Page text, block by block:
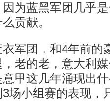
为蓝黑军团几乎
贡献。
团，和4年前的
老的老，意大利
甲这几年涌现出
场小组赛的表现，